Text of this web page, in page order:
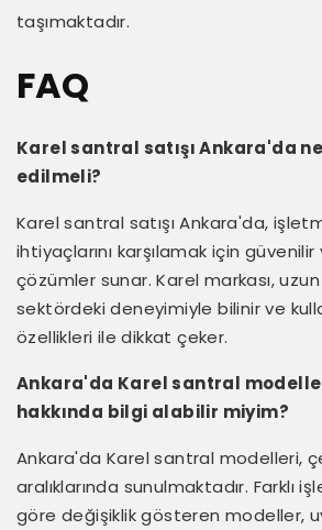
taşımaktadır.
FAQ
Karel santral satışı Ankara'da
edilmeli?
Karel santral satışı Ankara'da,
ihtiyaçlarını karşılamak için
çözümler sunar. Karel markası, uzun
sektördeki deneyimiyle bilinir ve
özellikleri ile dikkat çeker.
Ankara'da Karel santral
hakkında bilgi alabilir miyim?
Ankara'da Karel santral modelleri,
aralıklarında sunulmaktadır. Farklı
göre değişiklik gösteren modeller,